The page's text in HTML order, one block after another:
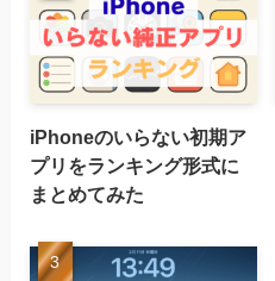
iPhoneのいらない初期ア
プリをランキング形式に
まとめてみた